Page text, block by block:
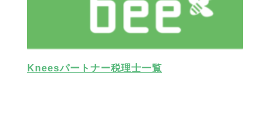
Kneesパートナー税理士一覧